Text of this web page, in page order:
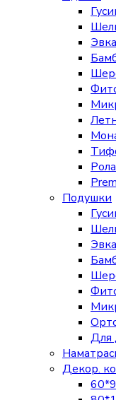
Подушки
Для
Декор.